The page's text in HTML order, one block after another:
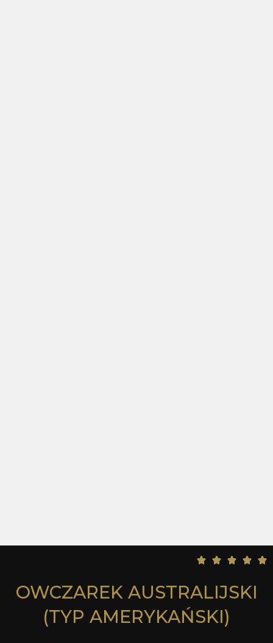
    5
OWCZAREK AUSTRALIJSKI
(TYP AMERYKAŃSKI)